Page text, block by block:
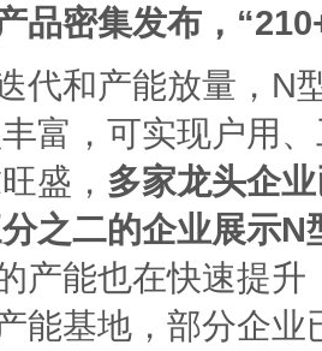
品密集发布，
代和产能放量，N
富，可实现户用
盛， 多家龙头企
之二的企业展示
产能也在快速提
能基地，部分企